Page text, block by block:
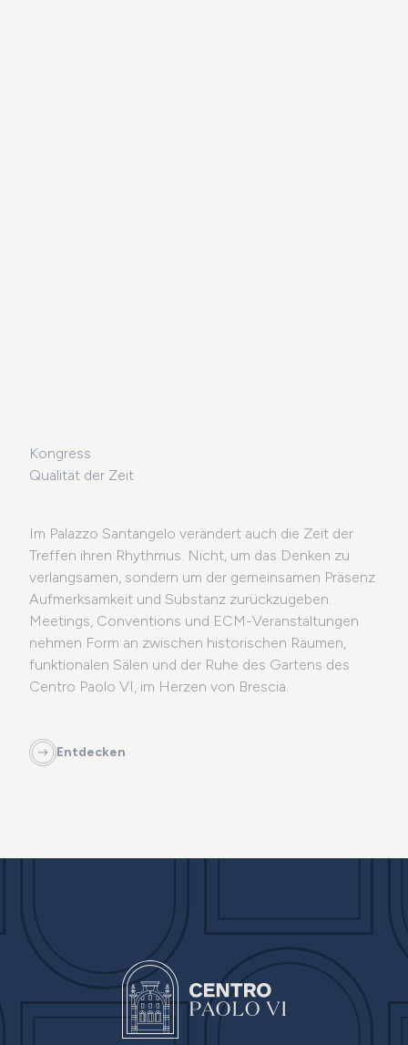
Kongress
Qualität der Zeit
Im Palazzo Santangelo verändert auch die Zeit der
Treffen ihren Rhythmus. Nicht, um das Denken zu
verlangsamen, sondern um der gemeinsamen Präsenz
Aufmerksamkeit und Substanz zurückzugeben.
Meetings, Conventions und ECM-Veranstaltungen
nehmen Form an zwischen historischen Räumen,
funktionalen Sälen und der Ruhe des Gartens des
Centro Paolo VI, im Herzen von Brescia.
Entdecken